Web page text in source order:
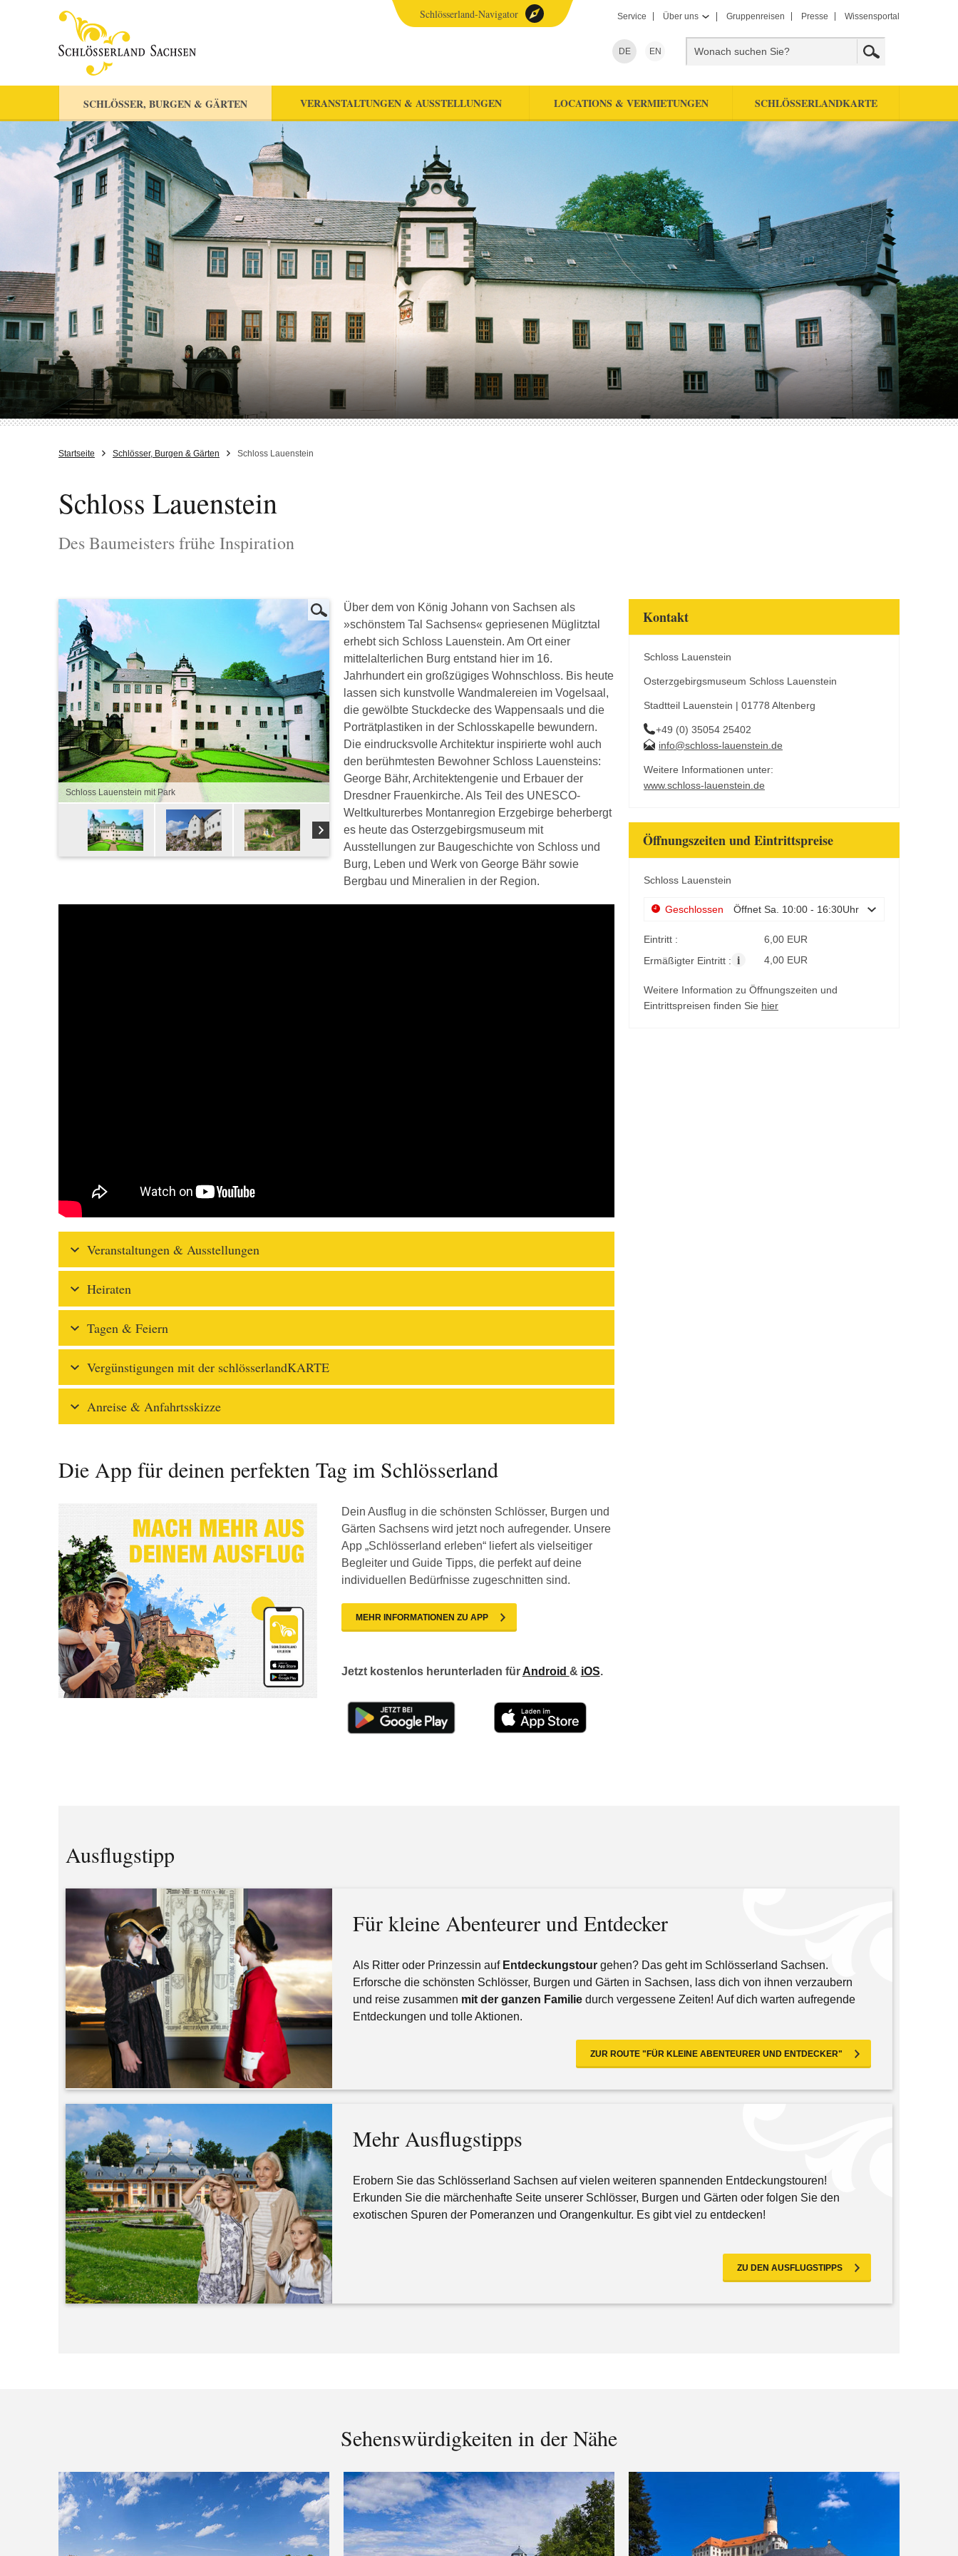
Service Über uns Gruppenreisen Presse Wissensportal
DE EN
SCHLÖSSER, BURGEN & GÄRTEN VERANSTALTUNGEN & AUSSTELLUNGEN LOCATIONS & VERMIETUNGEN SCHLÖSSERLANDKARTE
Schlösserland-Navigator
Startseite Schlösser, Burgen & Gärten Schloss Lauenstein
Schloss Lauenstein
Des Baumeisters frühe Inspiration
Schloss Lauenstein mit Park
Über dem von König Johann von Sachsen als
»schönstem Tal Sachsens« gepriesenen Müglitztal
erhebt sich Schloss Lauenstein. Am Ort einer
mittelalterlichen Burg entstand hier im 16.
Jahrhundert ein großzügiges Wohnschloss. Bis heute
lassen sich kunstvolle Wandmalereien im Vogelsaal,
die gewölbte Stuckdecke des Wappensaals und die
Porträtplastiken in der Schlosskapelle bewundern.
Die eindrucksvolle Architektur inspirierte wohl auch
den berühmtesten Bewohner Schloss Lauensteins:
George Bähr, Architektengenie und Erbauer der
Dresdner Frauenkirche. Als Teil des UNESCO-
Weltkulturerbes Montanregion Erzgebirge beherbergt
es heute das Osterzgebirgsmuseum mit
Ausstellungen zur Baugeschichte von Schloss und
Burg, Leben und Werk von George Bähr sowie
Bergbau und Mineralien in der Region.
Veranstaltungen & Ausstellungen
Heiraten
Tagen & Feiern
Vergünstigungen mit der schlösserlandKARTE
Anreise & Anfahrtsskizze
Die App für deinen perfekten Tag im Schlösserland
Dein Ausflug in die schönsten Schlösser, Burgen und
Gärten Sachsens wird jetzt noch aufregender. Unsere
App „Schlösserland erleben“ liefert als vielseitiger
Begleiter und Guide Tipps, die perfekt auf deine
individuellen Bedürfnisse zugeschnitten sind.
MEHR INFORMATIONEN ZU APP
Jetzt kostenlos herunterladen für Android & iOS.
Kontakt
Schloss Lauenstein
Osterzgebirgsmuseum Schloss Lauenstein
Stadtteil Lauenstein | 01778 Altenberg
+49 (0) 35054 25402
info@schloss-lauenstein.de
Weitere Informationen unter:
www.schloss-lauenstein.de
Öffnungszeiten und Eintrittspreise
Schloss Lauenstein
Geschlossen Öffnet Sa. 10:00 - 16:30Uhr
Eintritt :
6,00 EUR
Ermäßigter Eintritt : i 4,00 EUR
Weitere Information zu Öffnungszeiten und
Eintrittspreisen finden Sie hier
Ausflugstipp
Für kleine Abenteurer und Entdecker
Als Ritter oder Prinzessin auf Entdeckungstourgehen? Das geht im Schlösserland Sachsen.
Erforsche die schönsten Schlösser, Burgen und Gärten in Sachsen, lass dich von ihnen verzaubern
und reise zusammen mit der ganzen Familie durch vergessene Zeiten! Auf dich warten aufregende
Entdeckungen und tolle Aktionen.
ZUR ROUTE "FÜR KLEINE ABENTEURER UND ENTDECKER"
Mehr Ausflugstipps
Erobern Sie das Schlösserland Sachsen auf vielen weiteren spannenden Entdeckungstouren!
Erkunden Sie die märchenhafte Seite unserer Schlösser, Burgen und Gärten oder folgen Sie den
exotischen Spuren der Pomeranzen und Orangenkultur. Es gibt viel zu entdecken!
ZU DEN AUSFLUGSTIPPS
Sehenswürdigkeiten in der Nähe